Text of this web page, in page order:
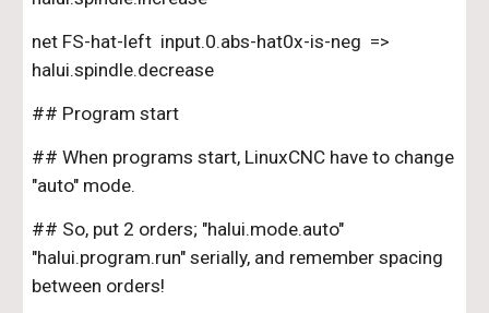
net FS-hat-left  input.0.abs-hat0x-is-neg  =>
halui.spindle.decrease
## Program start
## When programs start, LinuxCNC have to change
"auto" mode.
## So, put 2 orders; "halui.mode.auto"
"halui.program.run" serially, and remember spacing
between orders!